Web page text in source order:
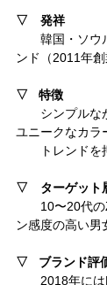
▽　発祥
韓国・ソウ
ンド（2011年創
▽   特徴
シンプルな
ユニークなカラ
トレンドを押
▽　ターゲット
10〜20代
ン感度の高い男
▽   ブランド評
2018年に